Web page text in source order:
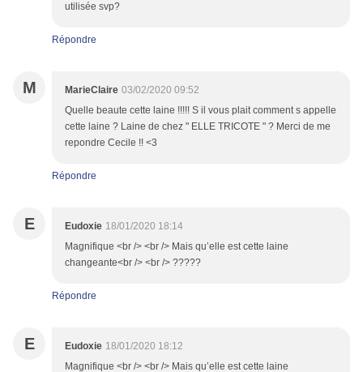
utilisée svp?
Répondre
M MarieClaire 03/02/2020 09:52
Quelle beaute cette laine !!!!! S il vous plait comment s appelle
cette laine ? Laine de chez " ELLE TRICOTE " ? Merci de me
repondre Cecile !! <3
Répondre
E Eudoxie 18/01/2020 18:14
Magnifique <br /> <br /> Mais qu’elle est cette laine
changeante<br /> <br /> ?????
Répondre
E Eudoxie 18/01/2020 18:12
Magnifique <br /> <br /> Mais qu’elle est cette laine